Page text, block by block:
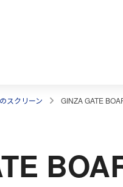
スクリーン GINZA GATE